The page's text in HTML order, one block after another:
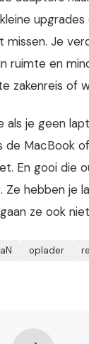
missen. Je
ruimte en
zakenreis of
als je geen
de MacBook
En gooi die
Ze hebben je
ze ook
oplader